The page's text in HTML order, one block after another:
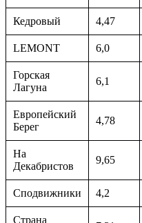
Кедровый 4,47
LEMONT 6,0
Горская
Лагуна
6,1
Европейский
Берег
4,78
На
Декабристов
9,65
Сподвижники 4,2
Страна